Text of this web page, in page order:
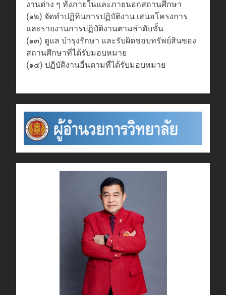
งานต่าง ๆ ทั้งภายในและภายนอกสถานศึกษา
(๑๒) จัดทำปฏิทินการปฏิบัติงาน เสนอโครงการ
และรายงานการปฏิบัติงานตามลำดับขั้น
(๑๓) ดูแล บำรุงรักษา และรับผิดชอบทรัพย์สินของ
สถานศึกษาที่ได้รับมอบหมาย
(๑๔) ปฏิบัติงานอื่นตามที่ได้รับมอบหมาย